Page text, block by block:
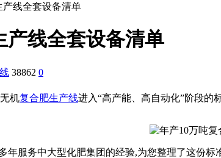
产线全套设备清单
产线全套设备清单
38862 0
机复合肥生产线进入“高产能、高自动化”阶段的
年服务中大型化肥集团的经验,为您整理了这份标